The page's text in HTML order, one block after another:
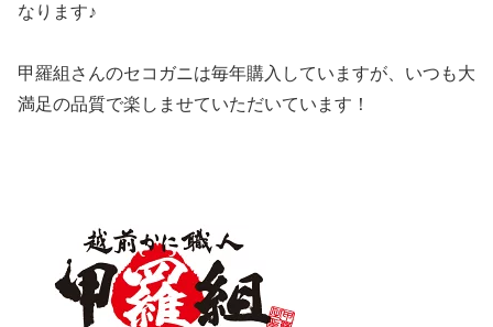
なります♪
甲羅組さんのセコガニは毎年購入していますが、いつも大
満足の品質で楽しませていただいています！